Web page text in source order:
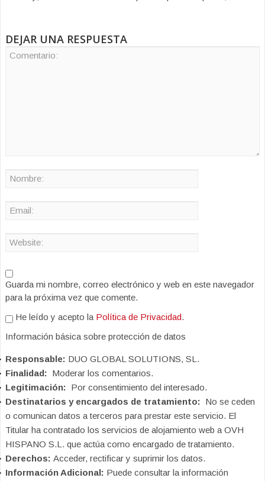
DEJAR UNA RESPUESTA
Guarda mi nombre, correo electrónico y web en este navegador
para la próxima vez que comente.
He leído y acepto la Política de Privacidad.
Información básica sobre protección de datos
Responsable: DUO GLOBAL SOLUTIONS, SL.
Finalidad: Moderar los comentarios.
Legitimación: Por consentimiento del interesado.
Destinatarios y encargados de tratamiento: No se ceden
o comunican datos a terceros para prestar este servicio. El
Titular ha contratado los servicios de alojamiento web a OVH
HISPANO S.L. que actúa como encargado de tratamiento.
Derechos: Acceder, rectificar y suprimir los datos.
Información Adicional: Puede consultar la información